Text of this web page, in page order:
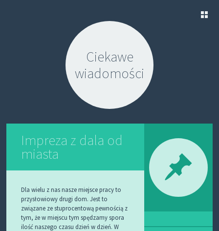
Ciekawe
wiadomości
Impreza z dala od
miasta
Dla wielu z nas nasze miejsce pracy to
przysłowiowy drugi dom. Jest to
związane ze stuprocentową pewnością z
tym, że w miejscu tym spędzamy spora
ilość naszego czasu dzień w dzień. W